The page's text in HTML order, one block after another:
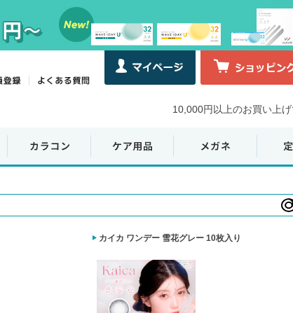
10,000円以上のお買い上
カイカ ワンデー 雪花グレー 10枚入り